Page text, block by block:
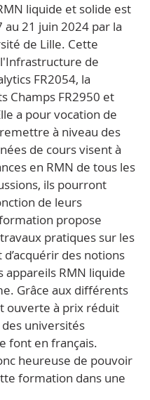
liquide et solide est
21 juin 2024 par la
de Lille. Cette
de
FR2054, la
Champs FR2950 et
a pour vocation de
à niveau des
de cours visent à
en RMN de tous les
ils pourront
de leurs
propose
pratiques sur les
des notions
appareils RMN liquide
Grâce aux différents
ouverte à prix réduit
universités
font en français.
heureuse de pouvoir
formation dans une